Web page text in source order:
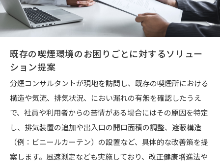
既存の喫煙環境のお困りごとに対するソリュー
ション提案
分煙コンサルタントが現地を訪問し、既存の喫煙所における
構造や気流、排気状況、におい漏れの有無を確認したうえ
で、社員や利用者からの苦情がある場合にはその原因を特定
し、排気装置の追加や出入口の開口面積の調整、遮蔽構造
（例：ビニールカーテン）の設置など、具体的な改善策を提
案します。風速測定なども実施しており、改正健康増進法や